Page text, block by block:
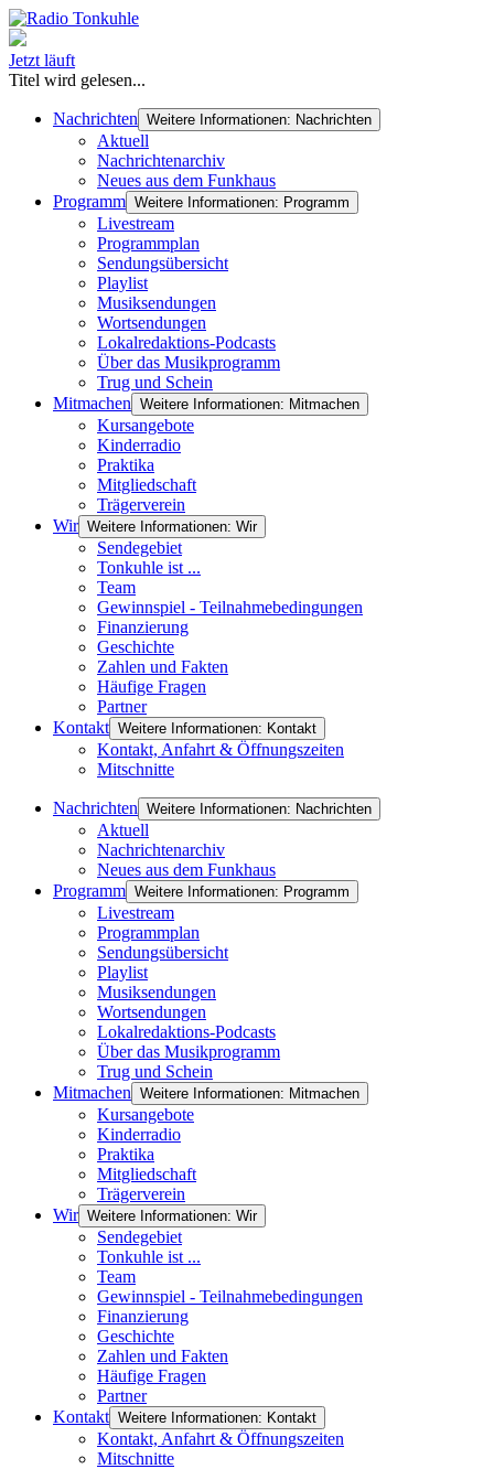
Jetzt läuft
Titel wird gelesen...
Nachrichten Weitere Informationen: Nachrichten
Aktuell
Nachrichtenarchiv
Neues aus dem Funkhaus
Programm Weitere Informationen: Programm
Livestream
Programmplan
Sendungsübersicht
Playlist
Musiksendungen
Wortsendungen
Lokalredaktions-Podcasts
Über das Musikprogramm
Trug und Schein
Mitmachen Weitere Informationen: Mitmachen
Kursangebote
Kinderradio
Praktika
Mitgliedschaft
Trägerverein
Wir Weitere Informationen: Wir
Sendegebiet
Tonkuhle ist ...
Team
Gewinnspiel - Teilnahmebedingungen
Finanzierung
Geschichte
Zahlen und Fakten
Häufige Fragen
Partner
Kontakt Weitere Informationen: Kontakt
Kontakt, Anfahrt & Öffnungszeiten
Mitschnitte
Nachrichten Weitere Informationen: Nachrichten
Aktuell
Nachrichtenarchiv
Neues aus dem Funkhaus
Programm Weitere Informationen: Programm
Livestream
Programmplan
Sendungsübersicht
Playlist
Musiksendungen
Wortsendungen
Lokalredaktions-Podcasts
Über das Musikprogramm
Trug und Schein
Mitmachen Weitere Informationen: Mitmachen
Kursangebote
Kinderradio
Praktika
Mitgliedschaft
Trägerverein
Wir Weitere Informationen: Wir
Sendegebiet
Tonkuhle ist ...
Team
Gewinnspiel - Teilnahmebedingungen
Finanzierung
Geschichte
Zahlen und Fakten
Häufige Fragen
Partner
Kontakt Weitere Informationen: Kontakt
Kontakt, Anfahrt & Öffnungszeiten
Mitschnitte